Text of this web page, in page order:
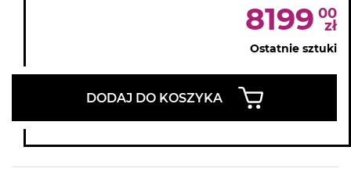
8199 00
zł
Ostatnie sztuki
DODAJ DO KOSZYKA